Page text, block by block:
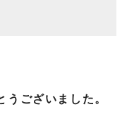
ございました。